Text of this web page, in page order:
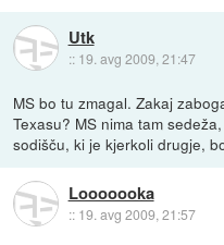
Utk
:: 19. avg 2009, 21:47
MS bo tu zmagal. Zakaj
Texasu? MS nima tam
sodišču, ki je kjerkoli drugje,
Looooooka
:: 19. avg 2009, 21:57